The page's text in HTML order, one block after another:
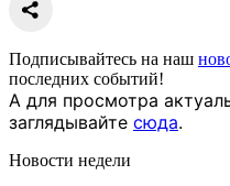
Подписывайтесь на наш
последних событий!
А для просмотра
заглядывайте сюда.
Новости недели